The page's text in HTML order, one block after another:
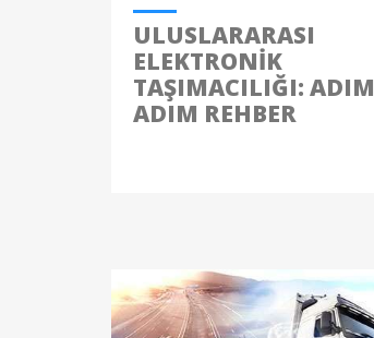
ULUSLARARASI
ELEKTRONIK
TAŞIMACILIĞI: ADIM
ADIM REHBER